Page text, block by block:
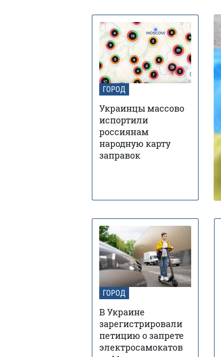
ГОРОД
Украинцы массово
испортили
россиянам
народную карту
заправок
ГОРОД
В Украине
зарегистрировали
петицию о запрете
электросамокатов